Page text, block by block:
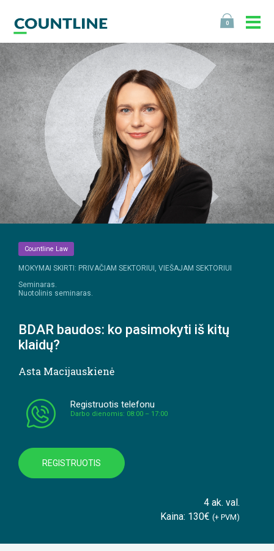
0
Countline Law
MOKYMAI SKIRTI: PRIVAČIAM SEKTORIUI, VIEŠAJAM SEKTORIUI
Seminaras.
Nuotolinis seminaras.
BDAR baudos: ko pasimokyti iš kitų
klaidų?
Asta Macijauskienė
Registruotis telefonu
Darbo dienomis: 08:00 – 17:00
REGISTRUOTIS
4 ak. val.
Kaina: 130€ (+ PVM)